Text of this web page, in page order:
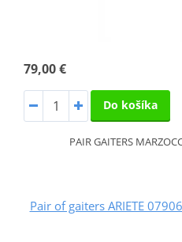
79,00 €
Do košíka
PAIR GAITERS
Pair of gaiters ARIETE